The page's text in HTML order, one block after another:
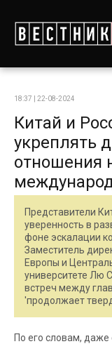
18:37 | 22-08-2024
Китай и
укреплять
отношения
Представители
уверенность в
фоне эскалации
Заместитель
Европы и
университете Лю
встреч между
'продолжает
По его словам,